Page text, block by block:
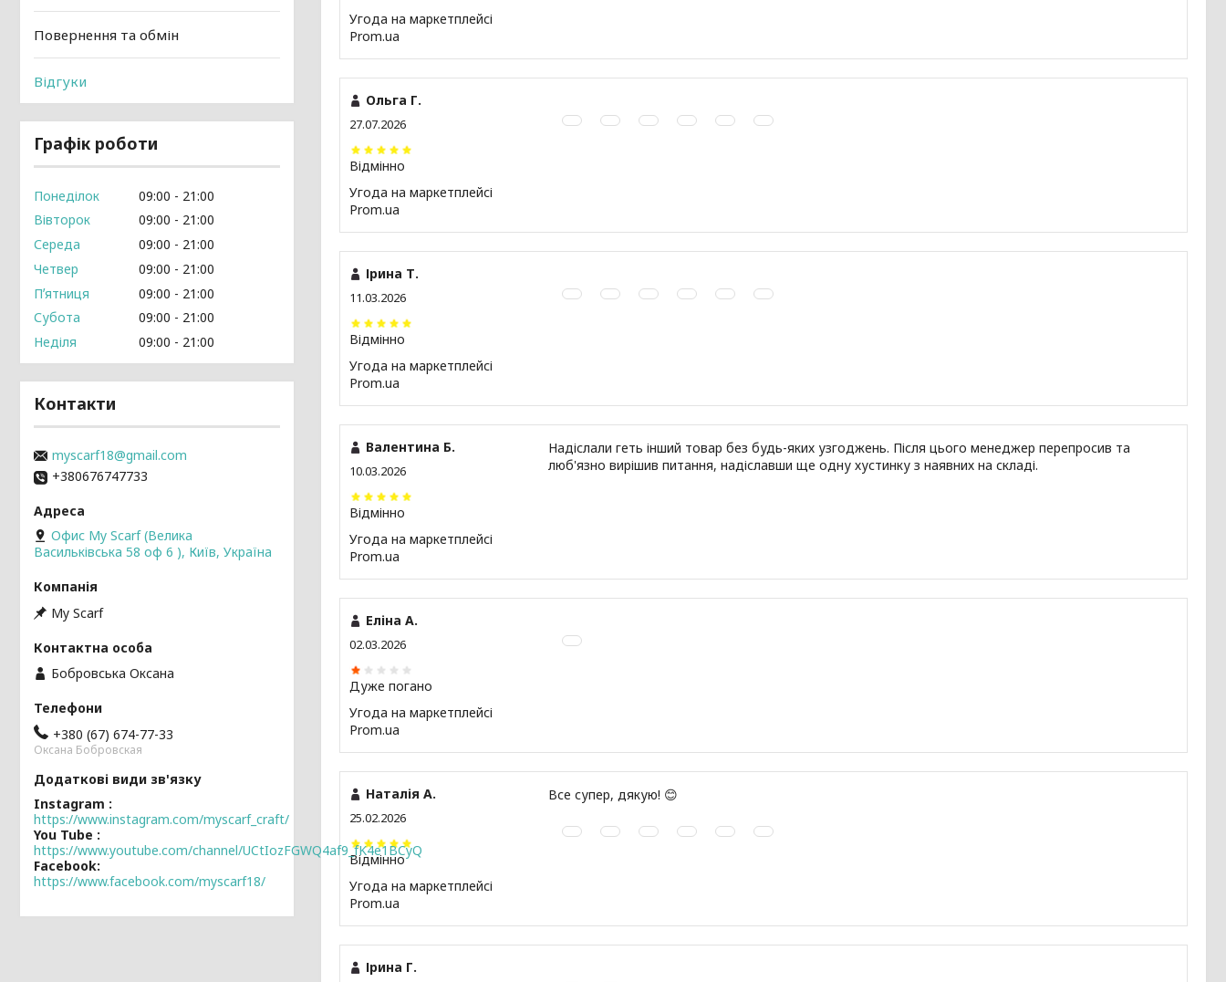
Угода на маркетплейсі
Prom.ua
Ольга Г.
27.07.2026
Відмінно
Угода на маркетплейсі
Prom.ua
Ірина Т.
11.03.2026
Відмінно
Угода на маркетплейсі
Prom.ua
Валентина Б.
10.03.2026
Відмінно
Угода на маркетплейсі
Prom.ua
Надіслали геть інший товар без будь-яких узгоджень. Після цього менеджер перепросив та
люб'язно вирішив питання, надіславши ще одну хустинку з наявних на складі.
Еліна А.
02.03.2026
Дуже погано
Угода на маркетплейсі
Prom.ua
Наталія А.
25.02.2026
Відмінно
Угода на маркетплейсі
Prom.ua
Все супер, дякую! 😊
Ірина Г.
Повернення та обмін
Відгуки
Графік роботи
Понеділок 09:00
21:00
Вівторок
09:00
21:00
Середа
09:00
21:00
Четвер
09:00
21:00
Пʼятниця
09:00
21:00
Субота
09:00
21:00
Неділя
09:00 21:00
Контакти
myscarf18@gmail.com
+380676747733
Офис My Scarf (Велика
Васильківська 58 оф 6 ), Київ, Україна
My Scarf
Бобровська Оксана
+380 (67) 674-77-33
Оксана Бобровская
Instagram
https://www.instagram.com/myscarf_craft/
You Tube
https://www.youtube.com/channel/UCtIozFGWQ4af9_fK4e1BCyQ
Facebook
https://www.facebook.com/myscarf18/